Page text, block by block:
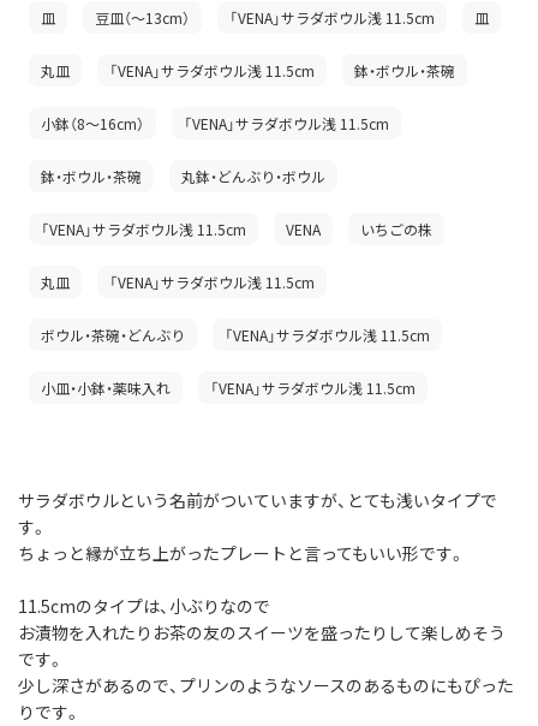
皿 豆皿（〜13cm） 「VENA」サラダボウル浅 11.5cm 皿
丸皿 「VENA」サラダボウル浅 11.5cm 鉢・ボウル・茶碗
小鉢（8〜16cm） 「VENA」サラダボウル浅 11.5cm
鉢・ボウル・茶碗 丸鉢・どんぶり・ボウル
「VENA」サラダボウル浅 11.5cm VENA いちごの株
丸皿 「VENA」サラダボウル浅 11.5cm
ボウル・茶碗・どんぶり 「VENA」サラダボウル浅 11.5cm
小皿・小鉢・薬味入れ 「VENA」サラダボウル浅 11.5cm
サラダボウルという名前がついていますが、とても浅いタイプで
す。
ちょっと縁が立ち上がったプレートと言ってもいい形です。
11.5cmのタイプは、小ぶりなので
お漬物を入れたりお茶の友のスイーツを盛ったりして楽しめそう
です。
少し深さがあるので、プリンのようなソースのあるものにもぴった
りです。